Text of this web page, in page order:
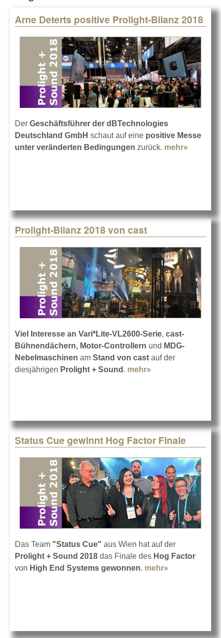
Arne Deterts positive Prolight-Bilanz 2018
Der Geschäftsführer der dBTechnologies
Deutschland GmbH schaut auf eine positive Messe
unter veränderten Bedingungen zurück. mehr»
2018
Prolight-Bilanz 2018 von cast
Viel Interesse an Vari*Lite-VL2600-Serie, cast-
Bühnendächern, Motor-Controllern und MDG-
Nebelmaschinen am Stand von cast auf der
diesjährigen Prolight + Sound . mehr»
Status Cue gewinnt Hog Factor Finale
Das Team "Status Cue" aus Wien hat auf der
Prolight + Sound 2018 das Finale des Hog Factor
von High End Systems gewonnen. mehr»
Pages